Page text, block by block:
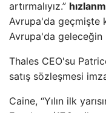
artırmalıyız.”
Avrupa'da geçmişte
Avrupa'da geleceğin
Thales CEO'su
satış sözleşmesi
Caine, “Yılın ilk